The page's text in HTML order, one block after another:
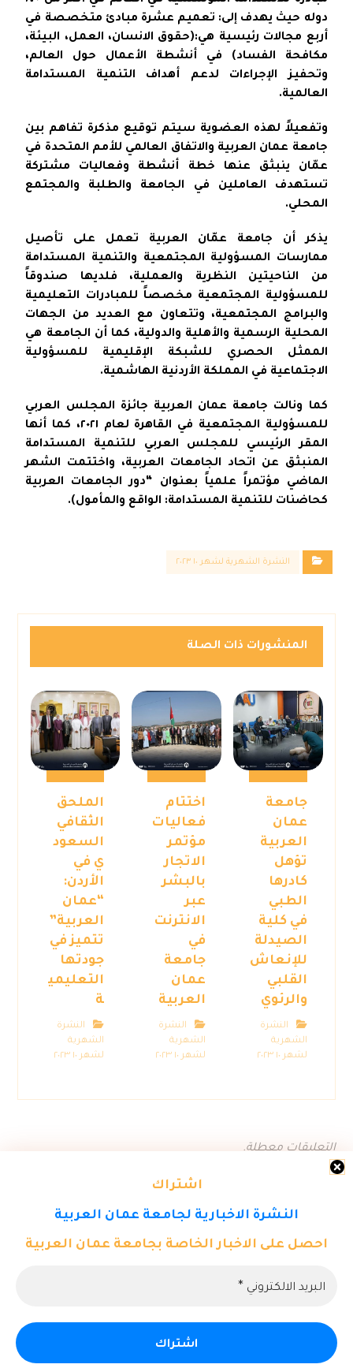
دوله حيث يهدف إلى: تعميم عشرة مبادئ متخصصة في
أربع مجالات رئيسية هي:(حقوق الانسان، العمل، البيئة،
مكافحة الفساد) في أنشطة الأعمال حول العالم،
وتحفيز الإجراءات لدعم أهداف التنمية المستدامة
العالمية.
وتفعيلاً لهذه العضوية سيتم توقيع مذكرة تفاهم بين
جامعة عمان العربية والاتفاق العالمي للأمم المتحدة في
عمّان ينبثق عنها خطة أنشطة وفعاليات مشتركة
تستهدف العاملين في الجامعة والطلبة والمجتمع
المحلي.
يذكر أن جامعة عمّان العربية تعمل على تأصيل
ممارسات المسؤولية المجتمعية والتنمية المستدامة
من الناحيتين النظرية والعملية، فلديها صندوقاً
للمسؤولية المجتمعية مخصصاً للمبادرات التعليمية
والبرامج المجتمعية، وتتعاون مع العديد من الجهات
المحلية الرسمية والأهلية والدولية، كما أن الجامعة هي
الممثل الحصري للشبكة الإقليمية للمسؤولية
الاجتماعية في المملكة الأردنية الهاشمية.
كما ونالت جامعة عمان العربية جائزة المجلس العربي
للمسؤولية المجتمعية في القاهرة لعام ٢٠٢١، كما أنها
المقر الرئيسي للمجلس العربي للتنمية المستدامة
المنبثق عن اتحاد الجامعات العربية، واختتمت الشهر
الماضي مؤتمراً علمياً بعنوان “دور الجامعات العربية
كحاضنات للتنمية المستدامة: الواقع والمأمول).
اشتراك
النشرة الاخبارية لجامعة عمان العربية
احصل على الاخبار الخاصة بجامعة عمان العربية
النشرة الشهرية لشهر ١٠ ٢٠٢٣
المنشورات ذات الصلة
جامعة
عمان
العربية
تؤهل
كادرها
الطبي
في كلية
الصيدلة
للإنعاش
القلبي
والرئوي
النشرة
الشهرية
لشهر ١٠ ٢٠٢٣
اختتام
فعاليات
مؤتمر
الاتجار
بالبشر
عبر
الانترنت
في
جامعة
عمان
العربية
النشرة
الشهرية
لشهر ١٠ ٢٠٢٣
الملحق
الثقافي
السعود
ي في
الأردن:
“عمان
العربية”
تتميز في
جودتها
التعليمي
ة
النشرة
الشهرية
لشهر ١٠ ٢٠٢٣
التعليقات معطلة.
© حقوق النشر ٢٠٢٦. كل الحقوق محفوظة لمركز تكنولوجيا المعلومات -